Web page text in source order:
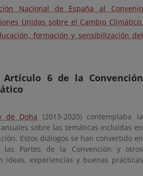
Nacional de España al Convenio
Unidas sobre el Cambio Climático.
formación y sensibilización del
Artículo 6 de la Convención
de Doha (2013-2020) contemplaba la
anuales sobre las temáticas incluidas en
Estos diálogos se han convertido en
Partes de la Convención y otros
ideas, experiencias y buenas prácticas